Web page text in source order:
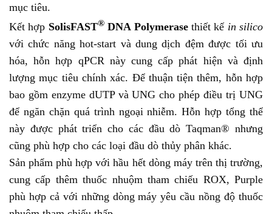
mục tiêu.
Kết hợp SolisFAST®DNA Polymerasethiết kếin silico
với chức năng hot-start và dung dịch đệm được tối ưu
hóa, hỗn hợp qPCR này cung cấp phát hiện và định
lượng mục tiêu chính xác. Để thuận tiện thêm, hỗn hợp
bao gồm enzyme dUTP và UNG cho phép điều trị UNG
để ngăn chặn quá trình ngoại nhiễm. Hỗn hợp tổng thể
này được phát triển cho các đầu dò Taqman® nhưng
cũng phù hợp cho các loại đầu dò thủy phân khác.
Sản phẩm phù hợp với hầu hết dòng máy trên thị trường,
cung cấp thêm thuốc nhuộm tham chiếu ROX, Purple
phù hợp cả với những dòng máy yêu cầu nồng độ thuốc